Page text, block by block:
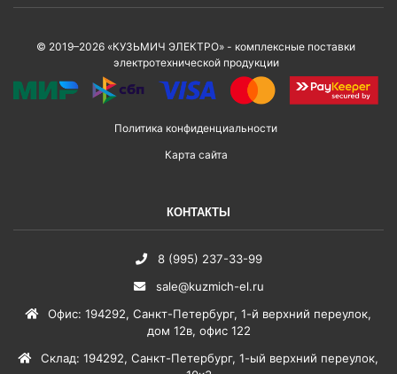
© 2019–2026 «КУЗЬМИЧ ЭЛЕКТРО» - комплексные поставки
электротехнической продукции
Политика конфиденциальности
Карта сайта
КОНТАКТЫ
8 (995) 237-33-99
sale@kuzmich-el.ru
Офис: 194292, Санкт-Петербург, 1-й верхний переулок,
дом 12в, офис 122
Склад: 194292, Санкт-Петербург, 1-ый верхний переулок,